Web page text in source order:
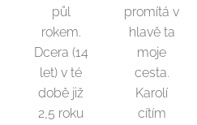
půl
rokem.
Dcera (14
let) v té
době již
2,5 roku
promítá v
hlavě ta
moje
cesta.
Karolí
cítím